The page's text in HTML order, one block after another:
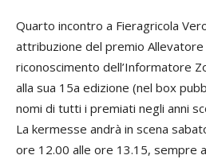
Quarto incontro a Fieragricola
attribuzione del premio Allevatore
rico­noscimento dell’Informatore
alla sua 15a edizione (nel box
nomi di tutti i premiati negli anni
La kermesse andrà in scena
ore 12.00 alle ore 13.15, sempre